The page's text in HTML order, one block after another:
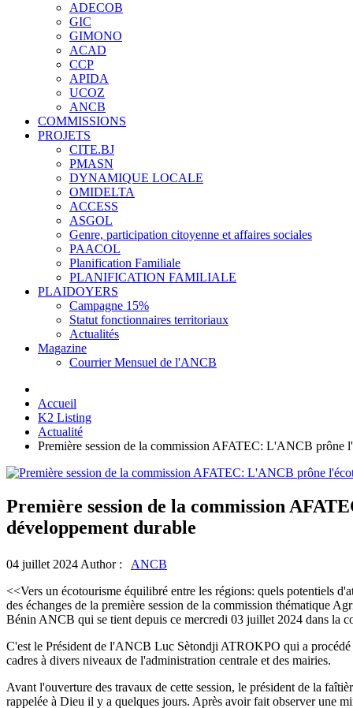
ADECOB
GIC
GIMONO
ACAD
CCP
APIDA
UCOZ
ANCB
COMMISSIONS
PROJETS
CITE.BJ
PMASN
DYNAMIQUE LOCALE
OMIDELTA
ACCESS
ASGOL
Genre, participation citoyenne et affaires sociales
PAACOL
Planification Familiale
PLANIFICATION FAMILIALE
PLAIDOYERS
Campagne 15%
Statut fonctionnaires territoriaux
Actualités
Magazine
Courrier Mensuel de l'ANCB
Accueil
K2 Listing
Actualité
Première session de la commission AFATEC: L'ANCB prône
Première session de la commission
développement durable
04 juillet 2024 Author : ANCB
<<Vers un écotourisme équilibré entre les régions: quels potentiels
des échanges de la première session de la commission thématique
Bénin ANCB qui se tient depuis ce mercredi 03 juillet 2024 dans la
C'est le Président de l'ANCB Luc Sètondji ATROKPO qui a
cadres à divers niveaux de l'administration centrale et des mairies.
Avant l'ouverture des travaux de cette session, le président de la
rappelée à Dieu il y a quelques jours. Après avoir fait observer une